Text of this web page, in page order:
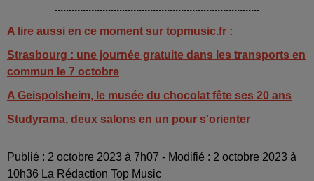
.........................................................................
A lire aussi en ce moment sur topmusic.fr :
Strasbourg : une journée gratuite dans les transports en
commun le 7 octobre
A Geispolsheim, le musée du chocolat fête ses 20 ans
Studyrama, deux salons en un pour s'orienter
Publié : 2 octobre 2023 à 7h07 - Modifié : 2 octobre 2023 à
10h36 La Rédaction Top Music